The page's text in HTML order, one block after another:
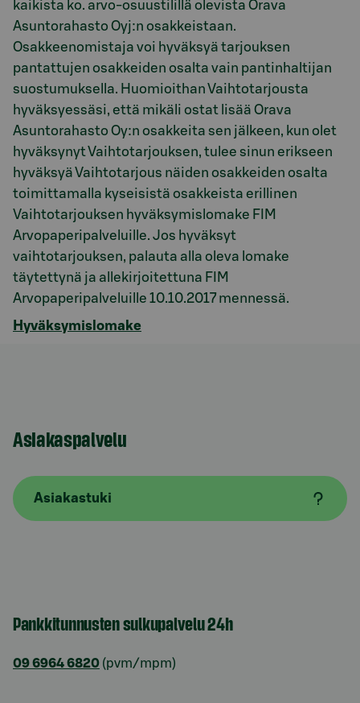
kaikista ko. arvo-osuustilillä olevista Orava
Asuntorahasto Oyj:n osakkeistaan.
Osakkeenomistaja voi hyväksyä tarjouksen
pantattujen osakkeiden osalta vain pantinhaltijan
suostumuksella. Huomioithan Vaihtotarjousta
hyväksyessäsi, että mikäli ostat lisää Orava
Asuntorahasto Oy:n osakkeita sen jälkeen, kun olet
hyväksynyt Vaihtotarjouksen, tulee sinun erikseen
hyväksyä Vaihtotarjous näiden osakkeiden osalta
toimittamalla kyseisistä osakkeista erillinen
Vaihtotarjouksen hyväksymislomake FIM
Arvopaperipalveluille. Jos hyväksyt
vaihtotarjouksen, palauta alla oleva lomake
täytettynä ja allekirjoitettuna FIM
Arvopaperipalveluille 10.10.2017 mennessä.
Hyväksymislomake
Asiakaspalvelu
Asiakastuki
Pankkitunnusten sulkupalvelu 24h
09 6964 6820 (pvm/mpm)